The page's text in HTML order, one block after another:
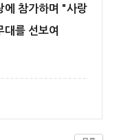
에 참가하며 "사랑
를 선보여